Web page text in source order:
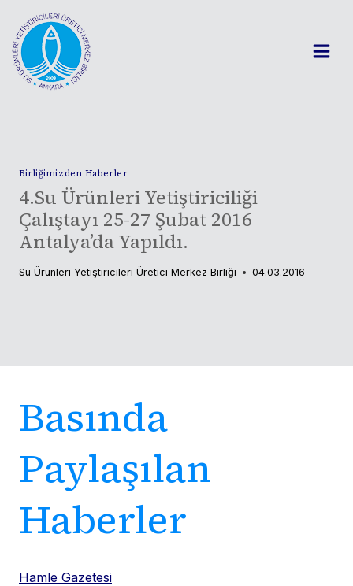
content
Birliğimizden Haberler
4.Su Ürünleri Yetiştiriciliği
Çalıştayı 25-27 Şubat 2016
Antalya’da Yapıldı.
Su Ürünleri Yetiştiricileri Üretici Merkez Birliği 04.03.2016
Basında
Paylaşılan
Haberler
Hamle Gazetesi